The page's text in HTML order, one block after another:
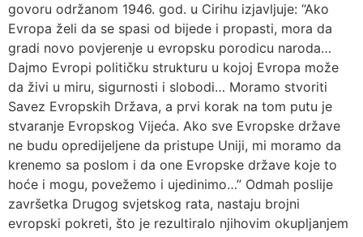
govoru održanom 1946. god. u Cirihu izjavljuje: “Ako
Evropa želi da se spasi od bijede i propasti, mora da
gradi novo povjerenje u evropsku porodicu naroda…
Dajmo Evropi političku strukturu u kojoj Evropa može
da živi u miru, sigurnosti i slobodi… Moramo stvoriti
Savez Evropskih Država, a prvi korak na tom putu je
stvaranje Evropskog Vijeća. Ako sve Evropske države
ne budu opredijeljene da pristupe Uniji, mi moramo da
krenemo sa poslom i da one Evropske države koje to
hoće i mogu, povežemo i ujedinimo…” Odmah poslije
završetka Drugog svjetskog rata, nastaju brojni
evropski pokreti, što je rezultiralo njihovim okupljanjem